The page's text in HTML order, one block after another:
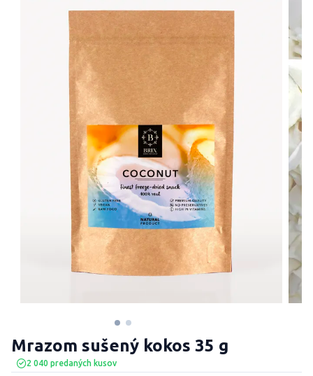
2 040 predaných kusov
Mrazom sušený kokos 35 g